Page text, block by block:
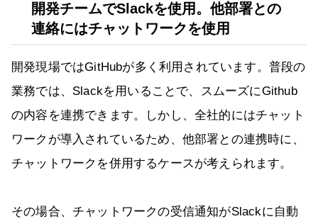
開発チームでSlackを使用。他部署との
連絡にはチャットワークを使用
開発現場ではGitHubが多く利用されています。普段の
業務では、Slackを用いることで、スムーズにGithub
の内容を連携できます。しかし、全社的にはチャット
ワークが導入されているため、他部署との連携時に、
チャットワークを併用するケースが考えられます。
その場合、チャットワークの受信通知がSlackに自動